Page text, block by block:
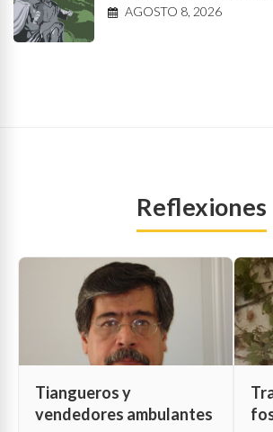
AGOSTO 8, 2026
Reflexiones
Tiangueros y
vendedores ambulantes